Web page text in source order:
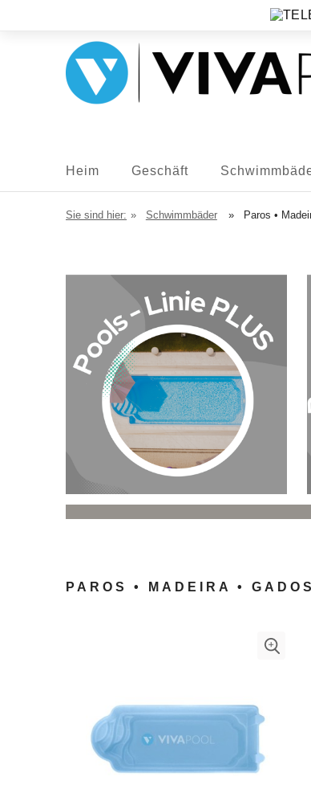
Heim Geschäft
Neue Artikel
Sie sind hier: » Schwimmbäder » Paros •
PAROS • MADEIRA • GADOS